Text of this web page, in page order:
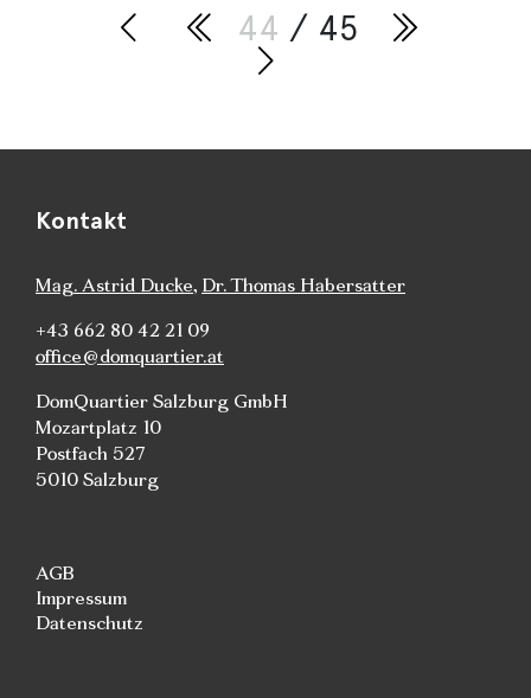
44 / 45
Kontakt
Mag. Astrid Ducke, Dr. Thomas Habersatter
+43 662 80 42 21 09
office@domquartier.at
DomQuartier Salzburg GmbH
Mozartplatz 10
Postfach 527
5010 Salzburg
AGB
Impressum
Datenschutz